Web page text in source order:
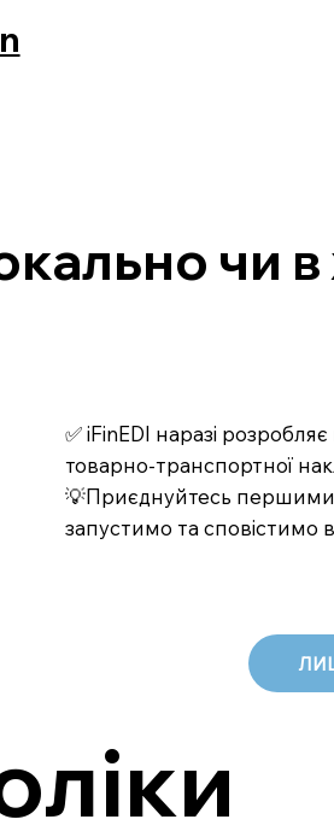
чи в
✅ iFinEDI наразі
товарно-транспортної
💡Приєднуйтесь першими
запустимо та сповістимо